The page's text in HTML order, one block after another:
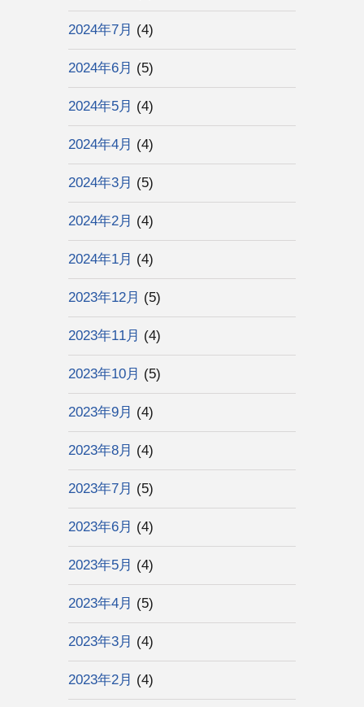
2024年7月 (4)
2024年6月 (5)
2024年5月 (4)
2024年4月 (4)
2024年3月 (5)
2024年2月 (4)
2024年1月 (4)
2023年12月 (5)
2023年11月 (4)
2023年10月 (5)
2023年9月 (4)
2023年8月 (4)
2023年7月 (5)
2023年6月 (4)
2023年5月 (4)
2023年4月 (5)
2023年3月 (4)
2023年2月 (4)